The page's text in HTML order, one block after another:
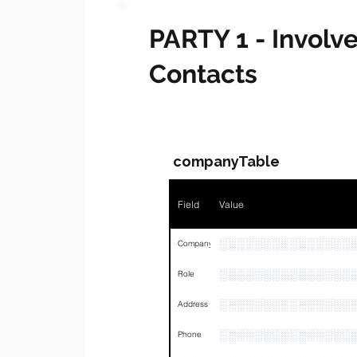
PARTY 1 -
Contacts
companyTable
Field Value
Company
Role
Address
Phone